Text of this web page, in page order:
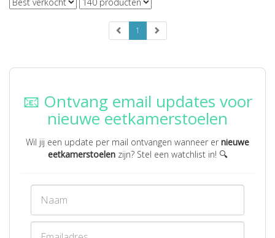
1
📧 Ontvang email updates voor
nieuwe eetkamerstoelen
Wil jij een update per mail ontvangen wanneer er nieuwe
eetkamerstoelenzijn? Stel een watchlist in! 🔍